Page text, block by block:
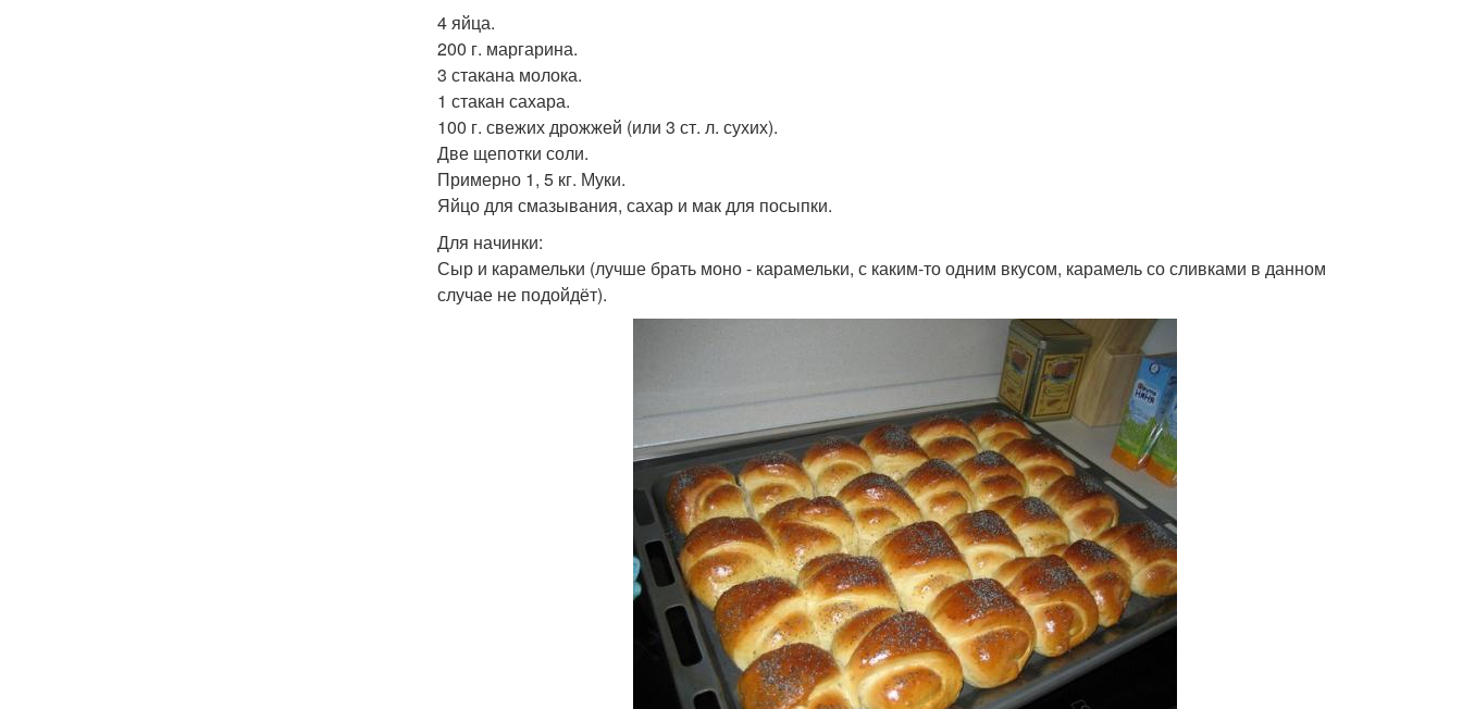
4 яйца.
200 г. маргарина.
3 стакана молока.
1 стакан сахара.
100 г. свежих дрожжей (или 3 ст. л. сухих).
Две щепотки соли.
Примерно 1, 5 кг. Муки.
Яйцо для смазывания, сахар и мак для посыпки.
Для начинки:
Сыр и карамельки (лучше брать моно - карамельки, с каким-то одним вкусом, карамель со сливками в данном
случае не подойдёт).